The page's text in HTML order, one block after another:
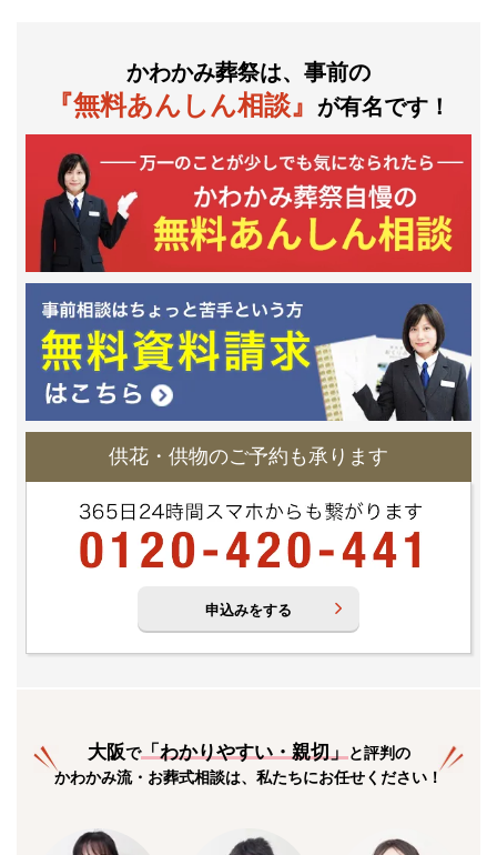
かわかみ葬祭は、事前の
『無料あんしん相談』 が有名です！
供花・供物のご予約も承ります
申込みをする
大阪で「わかりやすい・親切」と評判の
かわかみ流・お葬式相談は、私たちにお任せください！